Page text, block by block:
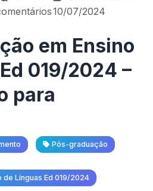
10/07/2024
em Ensino
019/2024 –
para
Pós-graduação
de Línguas Ed 019/2024